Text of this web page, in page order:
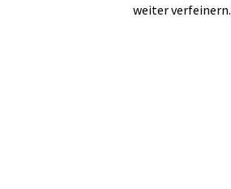
weiter verfeinern.